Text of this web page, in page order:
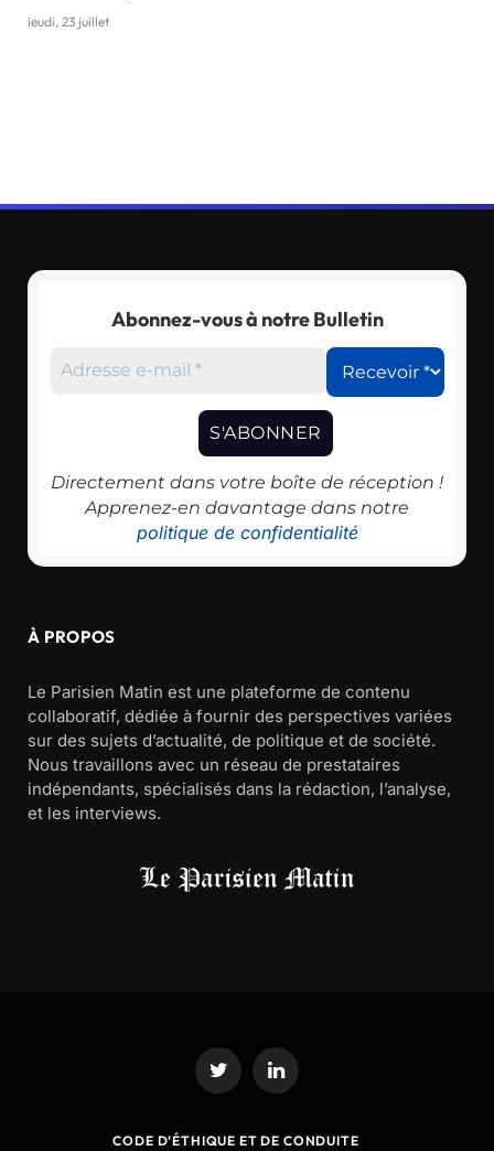
jeudi, 23 juillet
Abonnez-vous à notre Bulletin
Directement dans votre boîte de réception !
Apprenez-en davantage dans notre
politique de confidentialité
À PROPOS
Le Parisien Matin est une plateforme de contenu
collaboratif, dédiée à fournir des perspectives variées
sur des sujets d’actualité, de politique et de société.
Nous travaillons avec un réseau de prestataires
indépendants, spécialisés dans la rédaction, l’analyse,
et les interviews.
Twitter LinkedIn
CODE D’ÉTHIQUE ET DE CONDUITE